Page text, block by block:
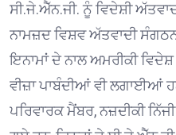
ਸੀ.ਜੇ.ਐੱਨ.ਜੀ. ਨੂੰ ਵਿਦੇਸ਼ੀ
ਨਾਮਜ਼ਦ ਵਿਸ਼ਵ ਅੱਤਵਾਦੀ
ਇਨਾਮਾਂ ਦੇ ਨਾਲ ਅਮਰੀਕੀ
ਵੀਜ਼ਾ ਪਾਬੰਦੀਆਂ ਵੀ ਲਗਾਈਆਂ
ਪਰਿਵਾਰਕ ਮੈਂਬਰ, ਨਜ਼ਦੀਕੀ